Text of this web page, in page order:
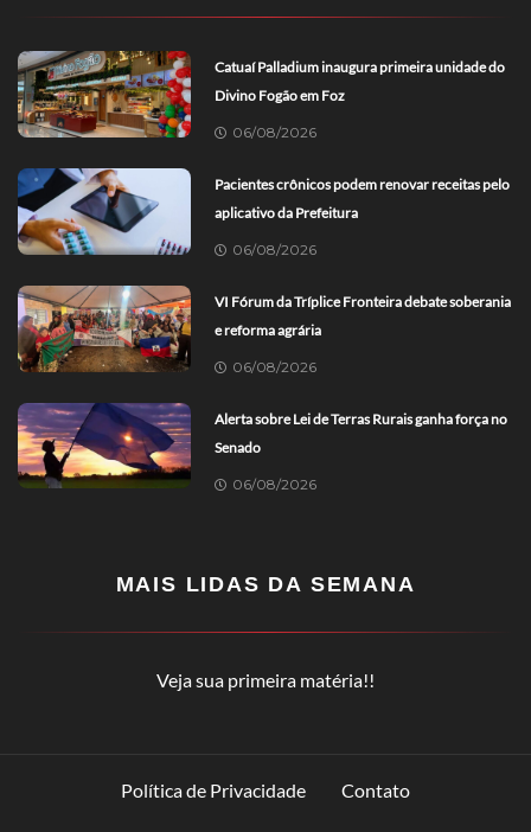
Catuaí Palladium inaugura primeira unidade do
Divino Fogão em Foz
06/08/2026
Pacientes crônicos podem renovar receitas pelo
aplicativo da Prefeitura
06/08/2026
VI Fórum da Tríplice Fronteira debate soberania
e reforma agrária
06/08/2026
Alerta sobre Lei de Terras Rurais ganha força no
Senado
06/08/2026
MAIS LIDAS DA SEMANA
Veja sua primeira matéria!!
Política de Privacidade Contato